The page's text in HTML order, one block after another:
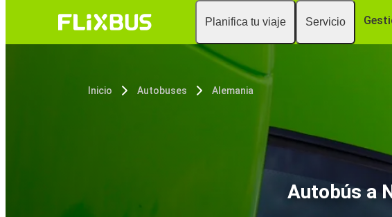
Planifica tu viaje Servicio
Inicio Autobuses Alemania
Autobús a